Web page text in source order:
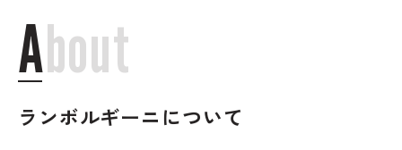
お客様の声
ケータハム岐阜
車検・整備・修理のご依頼
買取査定のご依頼
About
ランボルギーニについて